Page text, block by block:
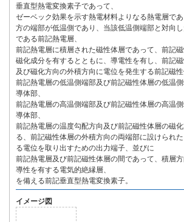
垂直型熱電変換素子であって、
ゼーベック効果を示す熱電材料よりなる熱電層で
方の端部が低温側であり、当該低温側端部と対向
である前記熱電層、
前記熱電層に積層された磁性体層であって、前記
磁化成分を有するとともに、導電性を有し、前記
及び磁化方向の外積方向に電位を発生する前記磁性
前記熱電層の低温側端部及び前記磁性体層の低温
導体部、
前記熱電層の高温側端部及び前記磁性体層の高温
導体部、
前記熱電層の温度勾配方向及び前記磁性体層の磁
る、前記磁性体層の外積方向の両端部に設けられ
る電位を取り出すための出力端子、並びに
前記熱電層及び前記磁性体層の間であって、積層
導性を有する電気的絶縁層、
を備える前記垂直型熱電変換素子。
イメージ図